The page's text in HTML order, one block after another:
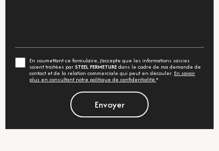
En soumettant ce formulaire, j'accepte que les informations saisies
soient traitées par STEEL FERMETUREdans le cadre de ma demande de
contact et de la relation commerciale qui peut en découler. En savoir
plus en consultant notre politique de confidentialité.*